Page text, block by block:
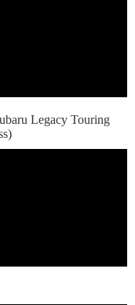
Legacy Touring